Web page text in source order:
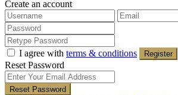
Create an account
I agree with terms & conditions Register
Reset Password
Reset Password